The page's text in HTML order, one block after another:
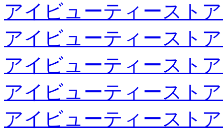
アイビューティースト
アイビューティースト
アイビューティースト
アイビューティースト
アイビューティースト